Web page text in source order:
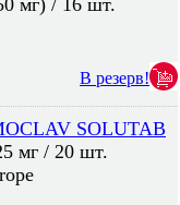
мг) / 16 шт.
В резерв!
SOLUTAB
мг / 20 шт.